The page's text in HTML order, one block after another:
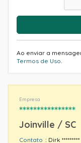
Ao enviar a
Termos de Uso.
Empresa
****************
Joinville / SC
Contato : Dirk *********